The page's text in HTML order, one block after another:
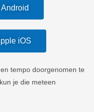
iOS
tempo doorgenomen te
je die meteen